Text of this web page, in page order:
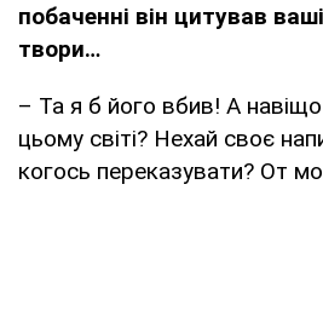
побаченні він цитував
твори…
– Та я б його вбив! А
цьому світі? Нехай своє
когось переказувати? От